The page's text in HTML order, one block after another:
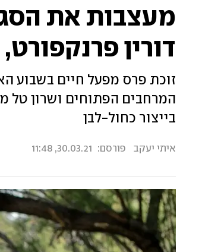
מעצבות את
דורין
זוכת פרס מפעל חיים בשבוע
בייצור כחול-לבן
איתי יעקב פורסם: 30.03.21, 11:48